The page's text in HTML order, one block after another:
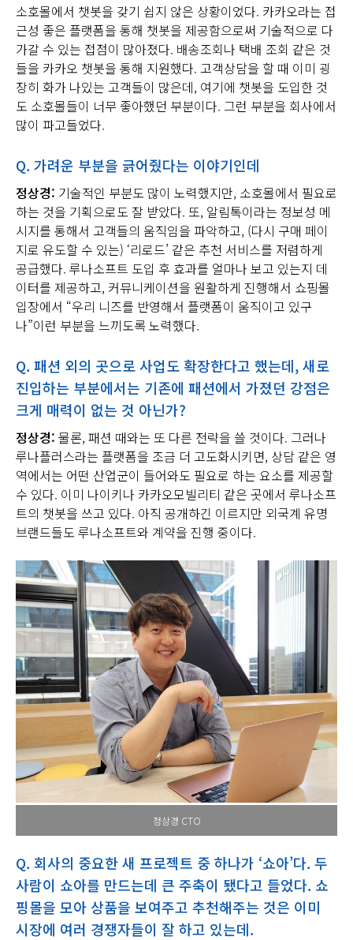
소호몰에서 챗봇을 갖기 쉽지 않은 상황이었다. 카카오라는 접
근성 좋은 플랫폼을 통해 챗봇을 제공함으로써 기술적으로 다
가갈 수 있는 접점이 많아졌다. 배송조회나 택배 조회 같은 것
들을 카카오 챗봇을 통해 지원했다. 고객상담을 할 때 이미 굉
장히 화가 나있는 고객들이 많은데, 여기에 챗봇을 도입한 것
도 소호몰들이 너무 좋아했던 부분이다. 그런 부분을 회사에서
많이 파고들었다.
Q. 가려운 부분을 긁어줬다는 이야기인데
정상경: 기술적인 부분도 많이 노력했지만, 소호몰에서 필요로
하는 것을 기획으로도 잘 받았다. 또, 알림톡이라는 정보성 메
시지를 통해서 고객들의 움직임을 파악하고, (다시 구매 페이
지로 유도할 수 있는) ‘리로드’ 같은 추천 서비스를 저렴하게
공급했다. 루나소프트 도입 후 효과를 얼마나 보고 있는지 데
이터를 제공하고, 커뮤니케이션을 원활하게 진행해서 쇼핑몰
입장에서 “우리 니즈를 반영해서 플랫폼이 움직이고 있구
나”이런 부분을 느끼도록 노력했다.
Q. 패션 외의 곳으로 사업도 확장한다고 했는데,새로
진입하는 부분에서는 기존에 패션에서 가졌던 강점은
크게 매력이 없는 것 아닌가?
정상경: 물론, 패션 때와는 또 다른 전략을 쓸 것이다. 그러나
루나플러스라는 플랫폼을 조금 더 고도화시키면, 상담 같은 영
역에서는 어떤 산업군이 들어와도 필요로 하는 요소를 제공할
수 있다. 이미 나이키나 카카오모빌리티 같은 곳에서 루나소프
트의 챗봇을 쓰고 있다. 아직 공개하긴 이르지만 외국계 유명
브랜드들도 루나소프트와 계약을 진행 중이다.
정상경 CTO
Q. 회사의 중요한 새 프로젝트 중 하나가 ‘쇼아’다. 두
사람이 쇼아를 만드는데 큰 주축이 됐다고 들었다. 쇼
핑몰을 모아 상품을 보여주고 추천해주는 것은 이미
시장에 여러 경쟁자들이 잘 하고 있는데.